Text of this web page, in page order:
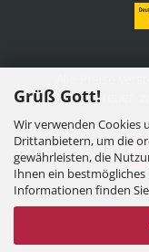
Grüß Gott!
Wir verwenden Cookies
Drittanbietern, um die
gewährleisten, die
Ihnen ein
Informationen finden
Mehrwertsteuer,